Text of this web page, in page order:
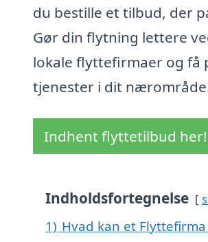
du bestille et tilbud, der
Gør din flytning lettere
lokale flyttefirmaer og få
tjenester i dit
Indhent flyttetilbud her!
Indholdsfortegnelse
1) Hvad kan et